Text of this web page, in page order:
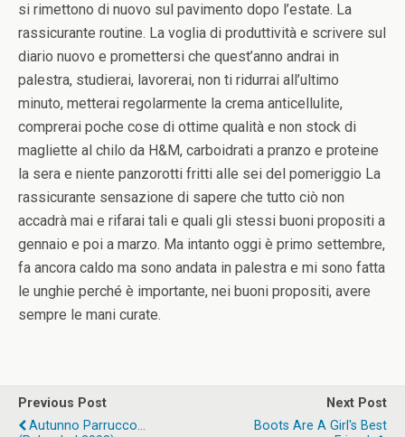
si rimettono di nuovo sul pavimento dopo l’estate. La
rassicurante routine. La voglia di produttività e scrivere sul
diario nuovo e promettersi che quest’anno andrai in
palestra, studierai, lavorerai, non ti ridurrai all’ultimo
minuto, metterai regolarmente la crema anticellulite,
comprerai poche cose di ottime qualità e non stock di
magliette al chilo da H&M, carboidrati a pranzo e proteine
la sera e niente panzorotti fritti alle sei del pomeriggio La
rassicurante sensazione di sapere che tutto ciò non
accadrà mai e rifarai tali e quali gli stessi buoni propositi a
gennaio e poi a marzo. Ma intanto oggi è primo settembre,
fa ancora caldo ma sono andata in palestra e mi sono fatta
le unghie perché è importante, nei buoni propositi, avere
sempre le mani curate.
Previous Post
Autunno Parrucco...
Next Post
Boots Are A Girl's Best